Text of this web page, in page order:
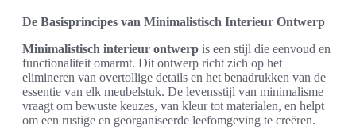
De Basisprincipes van Minimalistisch Interieur Ontwerp
Minimalistisch interieur ontwerp is een stijl die eenvoud en
functionaliteit omarmt. Dit ontwerp richt zich op het
elimineren van overtollige details en het benadrukken van de
essentie van elk meubelstuk. De levensstijl van minimalisme
vraagt om bewuste keuzes, van kleur tot materialen, en helpt
om een rustige en georganiseerde leefomgeving te creëren.